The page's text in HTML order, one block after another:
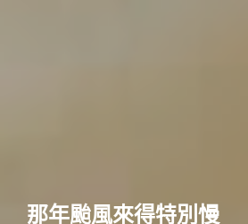
那年颱風來得特別慢